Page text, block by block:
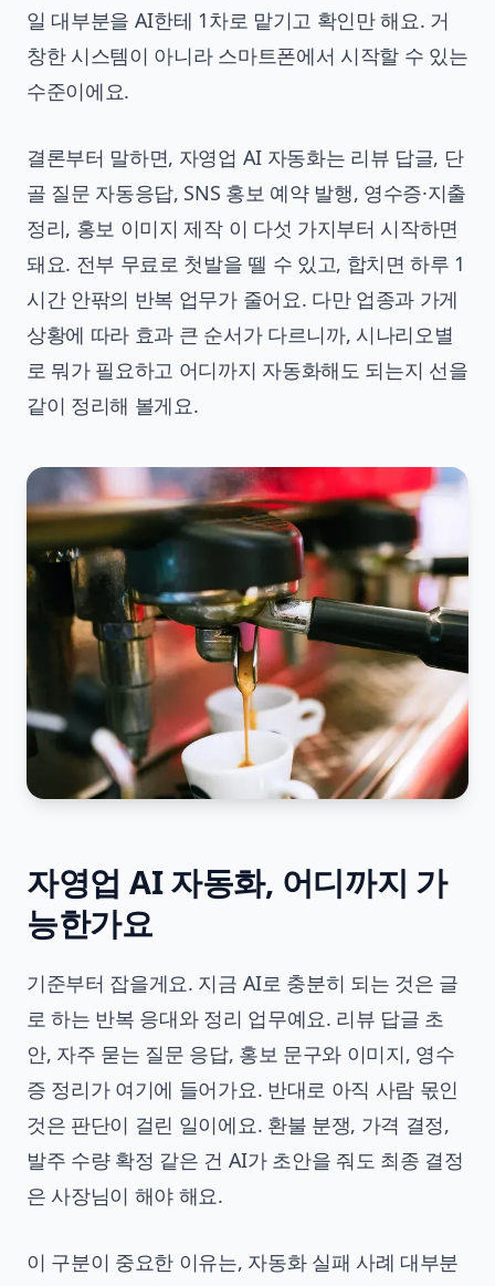
일 대부분을 AI한테 1차로 맡기고 확인만 해요. 거
창한 시스템이 아니라 스마트폰에서 시작할 수 있는
수준이에요.
결론부터 말하면, 자영업 AI 자동화는 리뷰 답글, 단
골 질문 자동응답, SNS 홍보 예약 발행, 영수증·지출
정리, 홍보 이미지 제작 이 다섯 가지부터 시작하면
돼요. 전부 무료로 첫발을 뗄 수 있고, 합치면 하루 1
시간 안팎의 반복 업무가 줄어요. 다만 업종과 가게
상황에 따라 효과 큰 순서가 다르니까, 시나리오별
로 뭐가 필요하고 어디까지 자동화해도 되는지 선을
같이 정리해 볼게요.
자영업 AI 자동화, 어디까지 가
능한가요
기준부터 잡을게요. 지금 AI로 충분히 되는 것은 글
로 하는 반복 응대와 정리 업무예요. 리뷰 답글 초
안, 자주 묻는 질문 응답, 홍보 문구와 이미지, 영수
증 정리가 여기에 들어가요. 반대로 아직 사람 몫인
것은 판단이 걸린 일이에요. 환불 분쟁, 가격 결정,
발주 수량 확정 같은 건 AI가 초안을 줘도 최종 결정
은 사장님이 해야 해요.
이 구분이 중요한 이유는, 자동화 실패 사례 대부분